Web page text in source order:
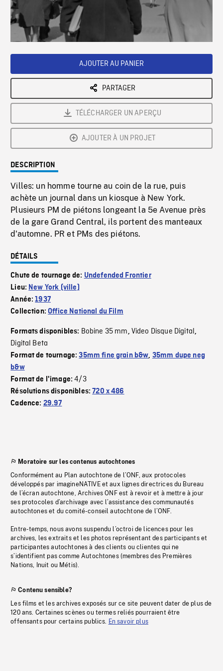
Loaded
AJOUTER AU PANIER
PARTAGER
TÉLÉCHARGER UN APERÇU
AJOUTER À UN PROJET
DESCRIPTION
Villes: un homme tourne au coin de la rue, puis
achète un journal dans un kiosque à New York.
Plusieurs PM de piétons longeant la 5e Avenue près
de la gare Grand Central, ils portent des manteaux
d'automne. PR et PMs des piétons.
DÉTAILS
Chute de tournage de: Undefended Frontier
Lieu: New York (ville)
Année:1937
Collection:Office National du Film
Formats disponibles: Bobine 35 mm, Video Disque Digital,
Digital Beta
Format de tournage:35mm fine grain b&w, 35mm dupe neg
b&w
Format de l'image:4/3
Résolutions disponibles:720 x 486
Cadence: 29.97
Moratoire sur les contenus autochtones
Conformément au Plan autochtone de l’ONF, aux protocoles
développés par imagineNATIVE et aux lignes directrices du Bureau
de l’écran autochtone, Archives ONF est à revoir et à mettre à jour
ses protocoles d’archivage avec l’assistance des communautés
autochtones et du comité-conseil autochtone de l’ONF.
Entre-temps, nous avons suspendu l’octroi de licences pour les
archives, les extraits et les photos représentant des participants et
participantes autochtones à des clients ou clientes qui ne
s’identifient pas comme Autochtones (membres des Premières
Nations, Inuit ou Métis).
Contenu sensible?
Les films et les archives exposés sur ce site peuvent dater de plus de
120 ans. Certaines scènes ou termes reliés pourraient être
offensants pour certains publics. En savoir plus